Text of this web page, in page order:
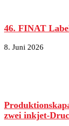
46. FINAT
8. Juni 2026
zwei inkjet-